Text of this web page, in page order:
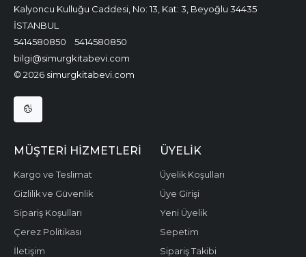
Kalyoncu Kulluğu Caddesi, No: 13, Kat: 3, Beyoğlu 34435
İSTANBUL
5414580850
5414580850
bilgi@simurgkitabevi.com
© 2026 simurgkitabevi.com
MÜŞTERI HIZMETLERI
Kargo ve Teslimat
Gizlilik ve Güvenlik
Sipariş Koşulları
Çerez Politikası
İletişim
ÜYELIK
Üyelik Koşulları
Üye Girişi
Yeni Üyelik
Sepetim
Sipariş Takibi